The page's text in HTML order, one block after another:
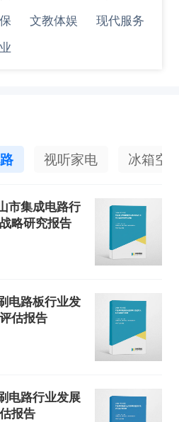
文教体娱
现代服务
视听家电 冰箱空
市集成电路行
略研究报告
电路板行业发
估报告
电路行业发展
报告